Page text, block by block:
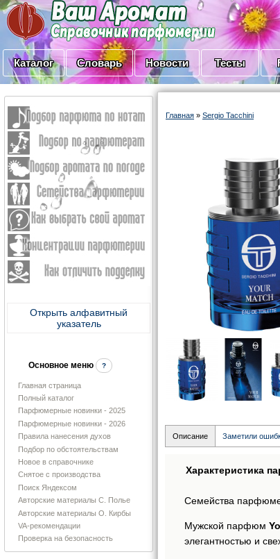
Каталог Словарь Новости Тесты
Открыть алфавитный
указатель
Основное меню ?
Главная страница
Полный каталог
Парфюмерные новинки - 2025
Парфюмерные новинки - 2026
Правила нанесения духов
Подбор по обстоятельствам
Новое в справочнике
Снятое с производства
Поиск Яндексом
Авторские материалы С. Полье
Авторские материалы О. Кирбы
VA-рекомендации
Проверка на безопасность
Главная » Sergio Tacchini
Описание Заметили
Характеристика
Семейства
Мужской парфюм
элегантностью и